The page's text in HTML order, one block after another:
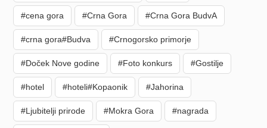
#cena gora #Crna Gora #Crna Gora BudvA
#crna gora#Budva #Crnogorsko primorje
#Doček Nove godine #Foto konkurs #Gostilje
#hotel #hoteli#Kopaonik #Jahorina
#Ljubitelji prirode #Mokra Gora #nagrada